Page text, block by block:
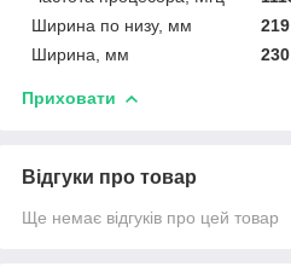
Ширина по низу, мм
219
Ширина, мм
230
Приховати
Відгуки про товар
Ще немає відгуків про цей товар